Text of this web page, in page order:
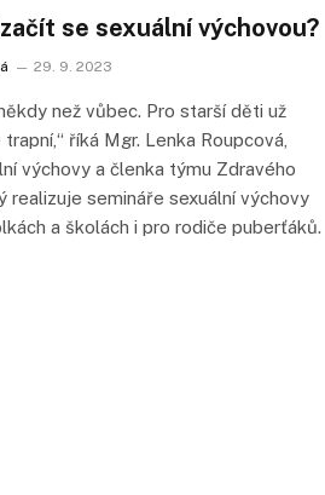
se sexuální výchovou?
29. 9. 2023
než vůbec. Pro starší děti už
říká Mgr. Lenka Roupcová,
výchovy a členka týmu Zdravého
realizuje semináře sexuální výchovy
a školách i pro rodiče puberťáků.